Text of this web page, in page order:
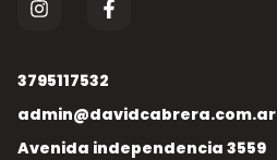
3795117532
admin@davidcabrera.com.ar
Avenida independencia 3559